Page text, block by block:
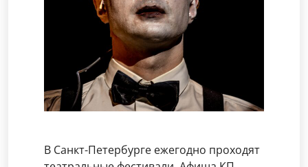
В Санкт-Петербурге ежегодно проходят